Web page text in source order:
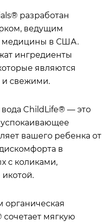
разработан
ведущим
медицины в США.
ингредиенты
являются
и свежими.
ChildLife® — это
вашего ребенка от
в
с коликами,
органическая
мягкую